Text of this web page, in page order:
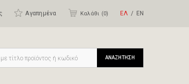
Αγαπημένα Καλάθι (0) ΕΛ ΕΝ
ΑΝΑΖΗΤΗΣΗ